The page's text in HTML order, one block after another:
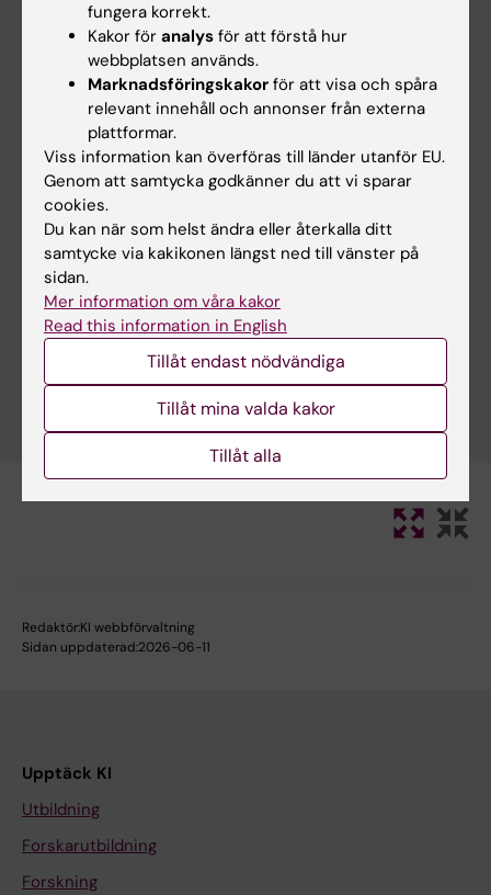
Rensa
Redaktör:KI webbförvaltning
Sidan uppdaterad:2026-06-11
Upptäck KI
Utbildning
Forskarutbildning
Forskning
fungera korrekt.
Kakor för analys för att förstå hur
webbplatsen används.
Marknadsföringskakor för att visa och spåra
relevant innehåll och annonser från externa
plattformar.
Viss information kan överföras till länder utanför EU.
Genom att samtycka godkänner du att vi sparar
cookies.
Du kan när som helst ändra eller återkalla ditt
samtycke via kakikonen längst ned till vänster på
sidan.
Mer information om våra kakor
Read this information in English
Tillåt endast nödvändiga
Tillåt mina valda kakor
Tillåt alla